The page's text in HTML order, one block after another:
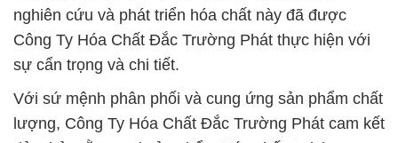
nghiên cứu và phát triển hóa chất này đã được
Công Ty Hóa Chất Đắc Trường Phát thực hiện với
sự cẩn trọng và chi tiết.
Với sứ mệnh phân phối và cung ứng sản phẩm chất
lượng, Công Ty Hóa Chất Đắc Trường Phát cam kết